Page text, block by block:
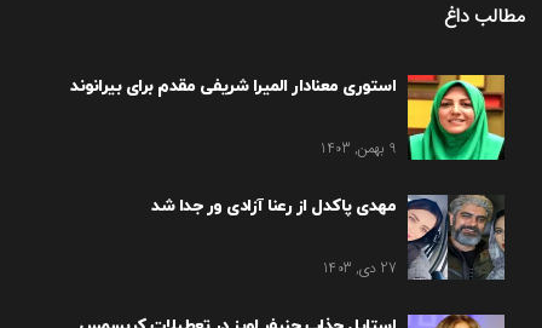
مطالب داغ
استوری معنادار المیرا شریفی مقدم برای بیرانوند
9 بهمن, 1403
مهدی پاکدل از رعنا آزادی ور جدا شد
27 دی, 1403